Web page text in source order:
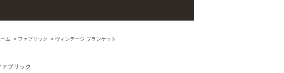
ム > ファブリック > ヴィンテージ ブランケット
ァブリック